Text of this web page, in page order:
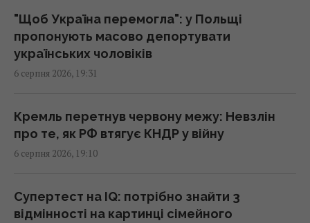
18:42 четвер, 06 серпня 2026
Румунія змінює течію Дунаю: для чого вона
це робить
Податкова служба передасть Міноборони
дані про чоловіків 18–60 років: що вирішив
18:22 четвер, 06 серпня 2026
"Щоб Україна перемогла": у Польщі
пропонують масово депортувати
українських чоловіків
6 серпня 2026, 19:31
Кремль перетнув червону межу: Невзлін
про те, як РФ втягує КНДР у війну
6 серпня 2026, 19:10
Супертест на IQ: потрібно знайти 3
відмінності на картинці сімейного